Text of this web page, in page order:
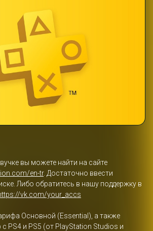
вы можете найти на сайте
en-tr. Достаточно ввести
Либо обратитесь в нашу поддержку в
vk.com/your_accs
Основной (Essential), а также
с PS4 и PS5 (от PlayStation Studios и